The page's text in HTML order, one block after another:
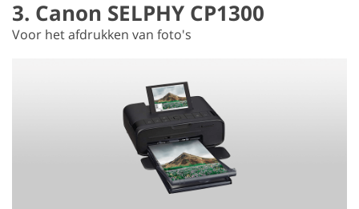
3. Canon SELPHY CP1300
Voor het afdrukken van foto's